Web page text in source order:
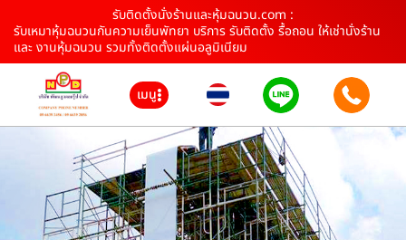
รับติดตั้งนั่งร้านและหุ้มฉนวน.com :
รับเหมาหุ้มฉนวนกันความเย็นพัทยา บริการ รับติดตั้ง รื้อถอน ให้เช่านั่งร้าน
และ งานหุ้มฉนวน รวมทั้งติดตั้งแผ่นอลูมิเนียม
เมนู